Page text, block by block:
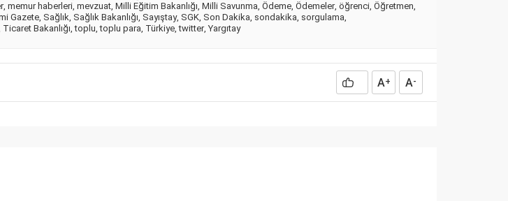
, memur haberleri, mevzuat, Milli Eğitim Bakanlığı, Milli Savunma, Ödeme, Ödemeler, öğrenci, Öğretmen,
Gazete, Sağlık, Sağlık Bakanlığı, Sayıştay, SGK, Son Dakika, sondakika, sorgulama,
Ticaret Bakanlığı,toplu,toplu para, Türkiye,twitter, Yargıtay
A+ A-